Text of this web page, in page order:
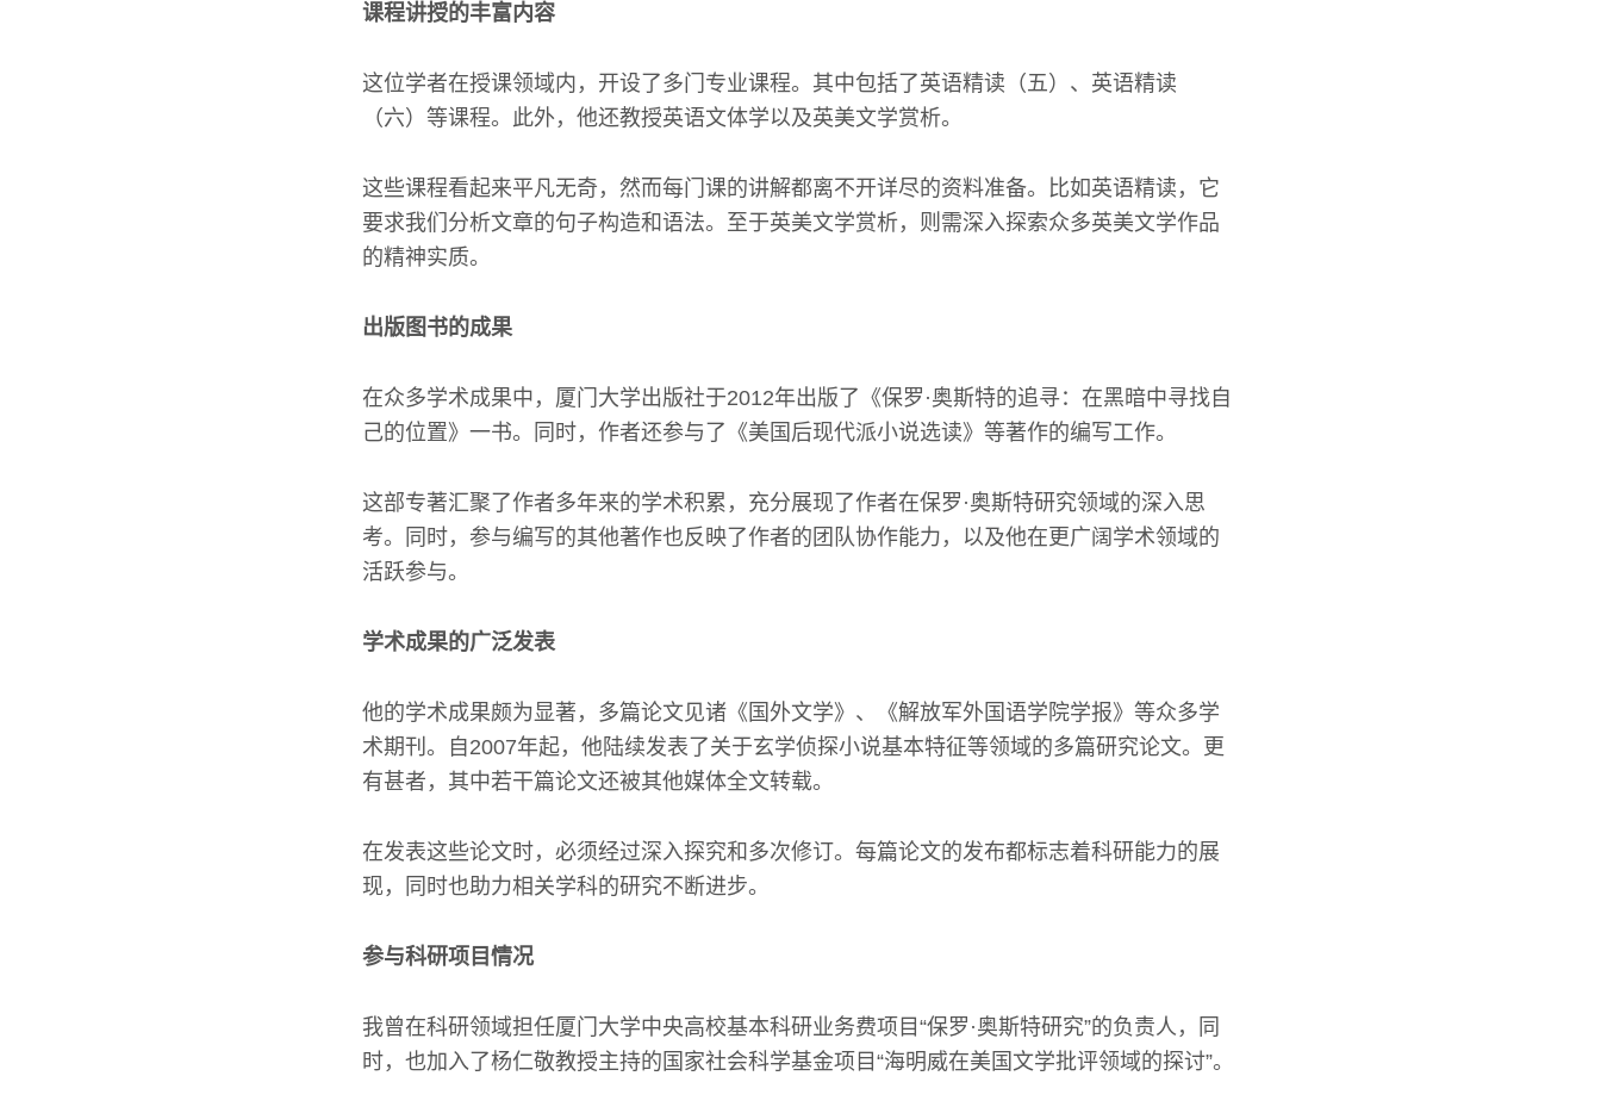
课程讲授的丰富内容
这位学者在授课领域内，开设了多门专业课程。其中包括了英语精读（五）、英语精读
（六）等课程。此外，他还教授英语文体学以及英美文学赏析。
这些课程看起来平凡无奇，然而每门课的讲解都离不开详尽的资料准备。比如英语精读，它
要求我们分析文章的句子构造和语法。至于英美文学赏析，则需深入探索众多英美文学作品
的精神实质。
出版图书的成果
在众多学术成果中，厦门大学出版社于2012年出版了《保罗·奥斯特的追寻：在黑暗中寻找自
己的位置》一书。同时，作者还参与了《美国后现代派小说选读》等著作的编写工作。
这部专著汇聚了作者多年来的学术积累，充分展现了作者在保罗·奥斯特研究领域的深入思
考。同时，参与编写的其他著作也反映了作者的团队协作能力，以及他在更广阔学术领域的
活跃参与。
学术成果的广泛发表
他的学术成果颇为显著，多篇论文见诸《国外文学》、《解放军外国语学院学报》等众多学
术期刊。自2007年起，他陆续发表了关于玄学侦探小说基本特征等领域的多篇研究论文。更
有甚者，其中若干篇论文还被其他媒体全文转载。
在发表这些论文时，必须经过深入探究和多次修订。每篇论文的发布都标志着科研能力的展
现，同时也助力相关学科的研究不断进步。
参与科研项目情况
我曾在科研领域担任厦门大学中央高校基本科研业务费项目“保罗·奥斯特研究”的负责人，同
时，也加入了杨仁敬教授主持的国家社会科学基金项目“海明威在美国文学批评领域的探讨”。